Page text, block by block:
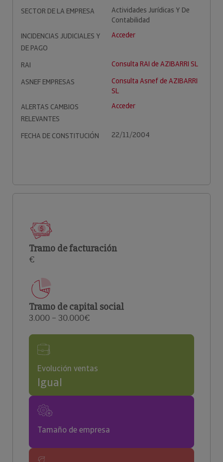
SECTOR DE LA EMPRESA
Actividades Jurídicas Y De
Contabilidad
INCIDENCIAS JUDICIALES Y
DE PAGO
Acceder
RAI
Consulta RAI de AZIBARRI SL
ASNEF EMPRESAS
Consulta Asnef de AZIBARRI
SL
ALERTAS CAMBIOS
RELEVANTES
Acceder
FECHA DE CONSTITUCIÓN 22/11/2004
Tramo de facturación
€
Tramo de capital social
3.000 – 30.000€
Evolución ventas
Igual
Tamaño de empresa